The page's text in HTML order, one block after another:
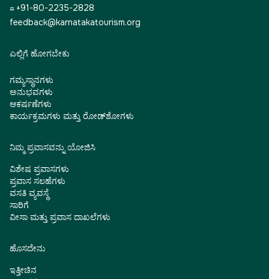
☎ +91-80-2235-2828
feedback@karnatakatourism.org
ಎಲ್ಲಿಗೆ ಹೋಗಬೇಕು
ಗಮ್ಯಸ್ಥಾನಗಳು
ಅನುಭವಗಳು
ಆಕರ್ಷಣೆಗಳು
ಕಾರ್ಯಕ್ರಮಗಳು ಮತ್ತು ರೋಡ್‌ಶೋಗಳು
ನಿಮ್ಮ ಪ್ರವಾಸವನ್ನು ಯೋಜಿಸಿ
ವಿಶೇಷ ಪ್ರವಾಸಗಳು
ಪ್ರವಾಸ ಸಲಹೆಗಳು
ವಸತಿ ವ್ಯವಸ್ಥೆ
ಸಾರಿಗೆ
ವೀಸಾ ಮತ್ತು ಪ್ರವಾಸ ದಾಖಲೆಗಳು
ಹೊಸದೇನು
ಇತ್ತೀಚಿನ